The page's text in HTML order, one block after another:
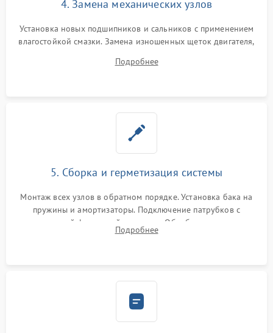
4. Замена механических узлов
Установка новых подшипников и сальников с применением
влагостойкой смазки. Замена изношенных щеток двигателя,
или поврежденной резиновой манжеты.
Подробнее
5. Сборка и герметизация системы
Монтаж всех узлов в обратном порядке. Установка бака на
пружины и амортизаторы. Подключение патрубков с
надежной фиксацией хомутами. Обработка стыков
герметиком для предотвращения возможных протечек воды.
Подробнее